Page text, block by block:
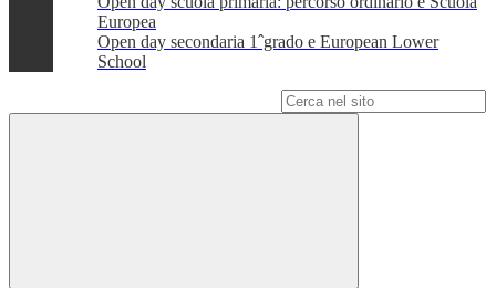
Europea
Open day secondaria 1ˆgrado e European Lower
School